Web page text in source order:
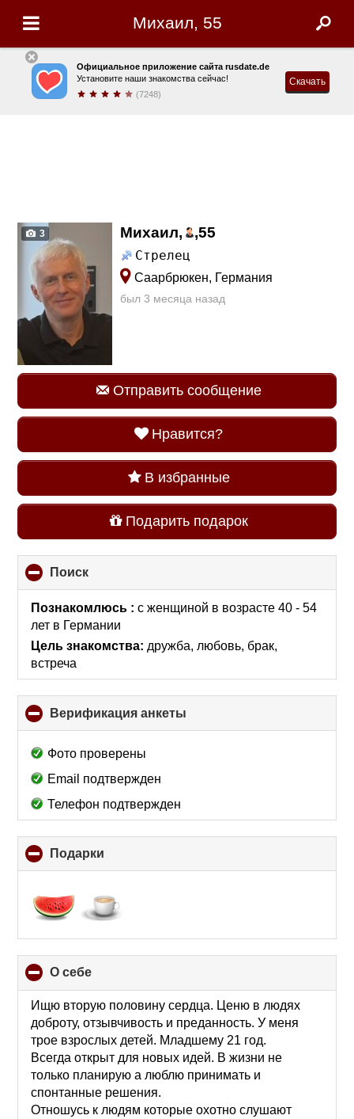
Михаил, 55
Официальное приложение сайта rusdate.de
Установите наши знакомства сейчас!
(7248)
Скачать
3 Михаил, ,55
Стрелец
Саарбрюкен, Германия
был 3 месяца назад
Отправить сообщение
Нравится?
В избранные
Подарить подарок
Поиск
to
collapse
contents
Познакомлюсь :с женщиной в возрасте 40 - 54
лет в Германии
Цель знакомства: дружба, любовь, брак,
встреча
Верификация анкеты
to
Фото проверены
Email подтвержден
Телефон подтвержден
Подарки
to
contents
О себе
to
collapse
contents
Ищю вторую половину сердца. Ценю в людях
доброту, отзывчивость и преданность. У меня
трое взрослых детей. Младшему 21 год.
Всегда открыт для новых идей. В жизни не
только планирую а люблю принимать и
спонтанные решения.
Отношусь к людям которые охотно слушают